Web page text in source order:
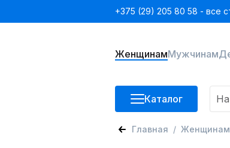
+375 (29) 205 80 58 - все
ЖенщинамМужчинам
Каталог
Главная Женщинам